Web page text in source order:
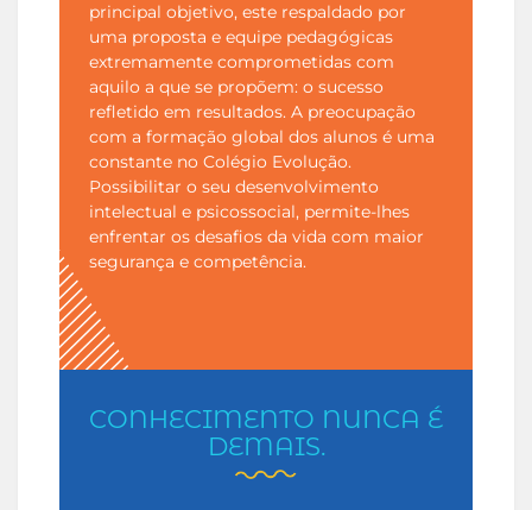
principal objetivo, este respaldado por
uma proposta e equipe pedagógicas
extremamente comprometidas com
aquilo a que se propõem: o sucesso
refletido em resultados. A preocupação
com a formação global dos alunos é uma
constante no Colégio Evolução.
Possibilitar o seu desenvolvimento
intelectual e psicossocial, permite-lhes
enfrentar os desafios da vida com maior
segurança e competência.
CONHECIMENTO NUNCA É
DEMAIS.